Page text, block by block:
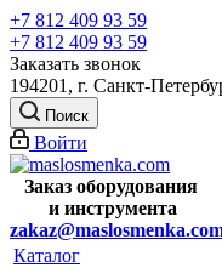
+7 812 409 93 59
+7 812 409 93 59
Заказать звонок
194201, г. Санкт-
Поиск
Войти
Заказ оборудования
и инструмента
Каталог